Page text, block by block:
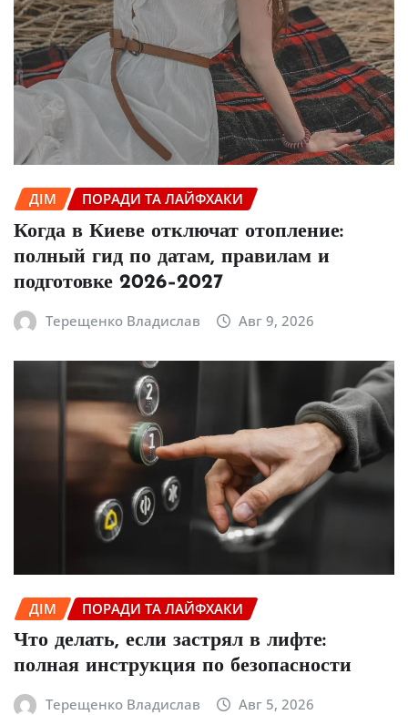
ДІМ ПОРАДИ ТА ЛАЙФХАКИ
Когда в Киеве отключат отопление:
полный гид по датам, правилам и
подготовке 2026–2027
Терещенко Владислав Авг 9, 2026
ДІМ ПОРАДИ ТА ЛАЙФХАКИ
Что делать, если застрял в лифте:
полная инструкция по безопасности
Терещенко Владислав Авг 5, 2026